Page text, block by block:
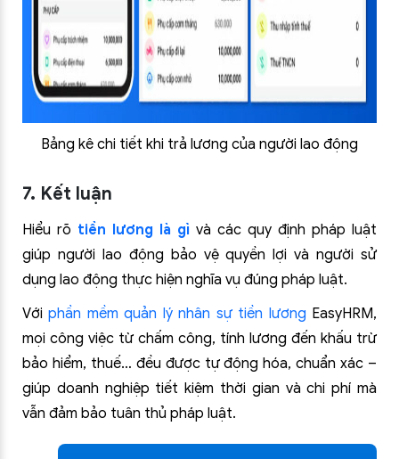
Bảng kê chi tiết khi trả lương của người lao động
7. Kết luận
Hiểu rõ tiền lương là gì và các quy định pháp luật
giúp người lao động bảo vệ quyền lợi và người sử
dụng lao động thực hiện nghĩa vụ đúng pháp luật.
Vớiphần mềm quản lý nhân sự tiền lương EasyHRM,
mọi công việc từ chấm công, tính lương đến khấu trừ
bảo hiểm, thuế… đều được tự động hóa, chuẩn xác –
giúp doanh nghiệp tiết kiệm thời gian và chi phí mà
vẫn đảm bảo tuân thủ pháp luật.